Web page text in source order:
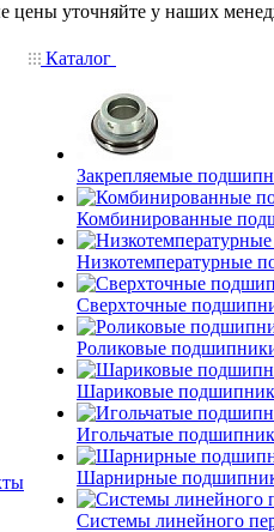
цены уточняйте у наших
Каталог
Закрепляемые
Комбинированные
Низкотемпературные
Сверхточные
Роликовые
Шариковые
Игольчатые
Шарнирные
Системы линейного